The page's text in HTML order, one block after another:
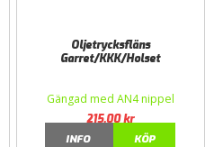
Oljetrycksfläns
Garret/KKK/Holset
Gängad med AN4 nippel
215,00kr
INFO
KÖP